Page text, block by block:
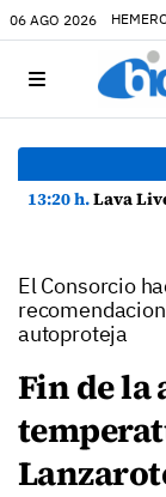
06 AGO 2026
13:20 h.Lava Live Festival
El Consorcio
autoproteja
Fin de la